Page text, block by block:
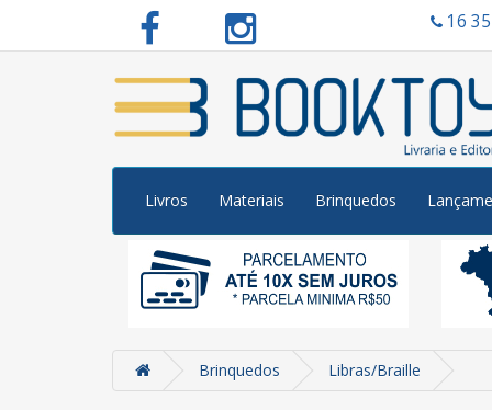
16
Livros Materiais Brinquedos
Brinquedos Libras/Braille